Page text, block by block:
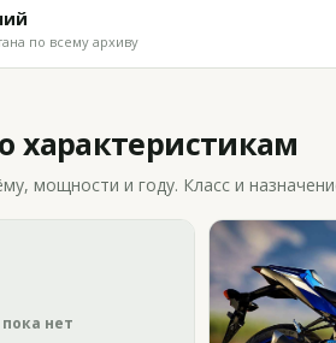
по всему архиву
характеристикам
мощности и году. Класс и
нет